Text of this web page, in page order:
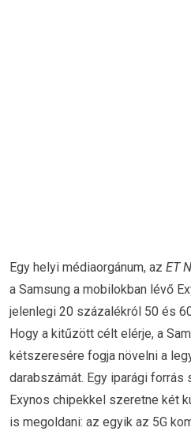
Egy helyi médiaorgánum, az ET
a Samsung a mobilokban lévő
jelenlegi 20 százalékról 50 és
Hogy a kitűzött célt elérje, a
kétszeresére fogja növelni a
darabszámát. Egy iparági forrás
Exynos chipekkel szeretne két
is megoldani: az egyik az 5G